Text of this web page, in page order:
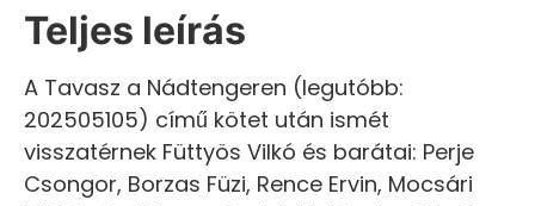
Teljes leírás
A Tavasz a Nádtengeren (legutóbb:
202505105) című kötet után ismét
visszatérnek Füttyös Vilkó és barátai: Perje
Csongor, Borzas Füzi, Rence Ervin, Mocsári